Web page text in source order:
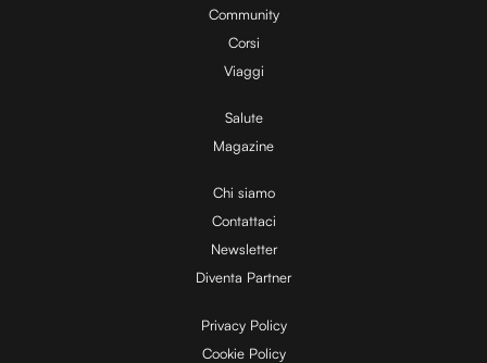
y
V
i
d
e
Community
Corsi
Viaggi
Salute
Magazine
Chi siamo
Contattaci
Newsletter
Diventa Partner
Privacy Policy
Cookie Policy